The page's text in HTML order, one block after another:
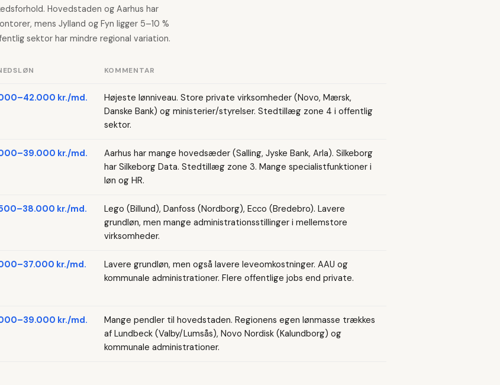
Hovedstaden og Aarhus har
mens Jylland og Fyn ligger 5–10 %
sektor har mindre regional variation.
KOMMENTAR
kr./md.
Højeste lønniveau. Store private virksomheder (Novo, Mærsk,
Danske Bank) og ministerier/styrelser. Stedtillæg zone 4 i offentlig
sektor.
kr./md.
Aarhus har mange hovedsæder (Salling, Jyske Bank, Arla). Silkeborg
har Silkeborg Data. Stedtillæg zone 3. Mange specialistfunktioner i
løn og HR.
kr./md.
Lego (Billund), Danfoss (Nordborg), Ecco (Bredebro). Lavere
grundløn, men mange administrationsstillinger i mellemstore
virksomheder.
kr./md.
Lavere grundløn, men også lavere leveomkostninger. AAU og
kommunale administrationer. Flere offentlige jobs end private.
kr./md.
Mange pendler til hovedstaden. Regionens egen lønmasse trækkes
af Lundbeck (Valby/Lumsås), Novo Nordisk (Kalundborg) og
kommunale administrationer.